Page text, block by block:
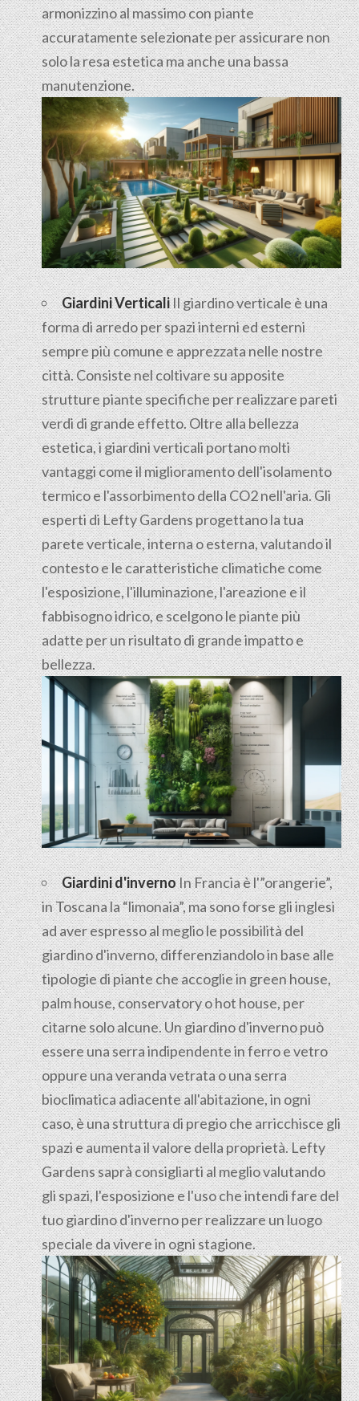
armonizzino al massimo con piante
accuratamente selezionate per assicurare non
solo la resa estetica ma anche una bassa
manutenzione.
Giardini VerticaliIl giardino verticale è una
forma di arredo per spazi interni ed esterni
sempre più comune e apprezzata nelle nostre
città. Consiste nel coltivare su apposite
strutture piante specifiche per realizzare pareti
verdi di grande effetto. Oltre alla bellezza
estetica, i giardini verticali portano molti
vantaggi come il miglioramento dell'isolamento
termico e l'assorbimento della CO2 nell'aria. Gli
esperti di Lefty Gardens progettano la tua
parete verticale, interna o esterna, valutando il
contesto e le caratteristiche climatiche come
l'esposizione, l'illuminazione, l'areazione e il
fabbisogno idrico, e scelgono le piante più
adatte per un risultato di grande impatto e
bellezza.
Giardini d'invernoIn Francia è l'”orangerie”,
in Toscana la “limonaia”, ma sono forse gli inglesi
ad aver espresso al meglio le possibilità del
giardino d'inverno, differenziandolo in base alle
tipologie di piante che accoglie in green house,
palm house, conservatory o hot house, per
citarne solo alcune. Un giardino d'inverno può
essere una serra indipendente in ferro e vetro
oppure una veranda vetrata o una serra
bioclimatica adiacente all'abitazione, in ogni
caso, è una struttura di pregio che arricchisce gli
spazi e aumenta il valore della proprietà. Lefty
Gardens saprà consigliarti al meglio valutando
gli spazi, l'esposizione e l'uso che intendi fare del
tuo giardino d'inverno per realizzare un luogo
speciale da vivere in ogni stagione.